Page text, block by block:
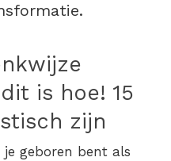
is hoe! 15
zijn
geboren bent als